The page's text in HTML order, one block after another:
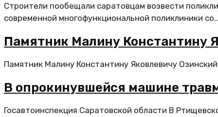
Строители пообещали саратовцам возвести
современной многофункциональной поликлиники
Памятник Малину Константину
Памятник Малину Константину Яковлевичу
В опрокинувшейся машине
Госавтоинспекция Саратовской области В